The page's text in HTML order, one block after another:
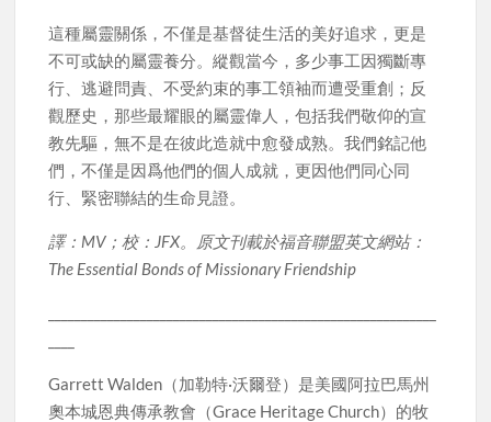
這種屬靈關係，不僅是基督徒生活的美好追求，更是
不可或缺的屬靈養分。縱觀當今，多少事工因獨斷專
行、逃避問責、不受約束的事工領袖而遭受重創；反
觀歷史，那些最耀眼的屬靈偉人，包括我們敬仰的宣
教先驅，無不是在彼此造就中愈發成熟。我們銘記他
們，不僅是因爲他們的個人成就，更因他們同心同
行、緊密聯結的生命見證。
譯：MV；校：JFX。原文刊載於福音聯盟英文網站：
The Essential Bonds of Missionary Friendship
Garrett Walden（加勒特·沃爾登）是美國阿拉巴馬州
奧本城恩典傳承教會（Grace Heritage Church）的牧